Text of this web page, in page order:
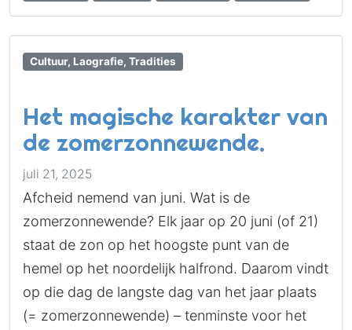
Cultuur, Laografie, Tradities
Het magische karakter van
de zomerzonnewende.
juli 21, 2025
Afcheid nemend van juni. Wat is de
zomerzonnewende? Elk jaar op 20 juni (of 21)
staat de zon op het hoogste punt van de
hemel op het noordelijk halfrond. Daarom vindt
op die dag de langste dag van het jaar plaats
(= zomerzonnewende) – tenminste voor het